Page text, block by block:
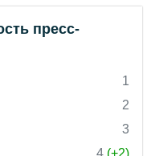
пресс-
1
2
3